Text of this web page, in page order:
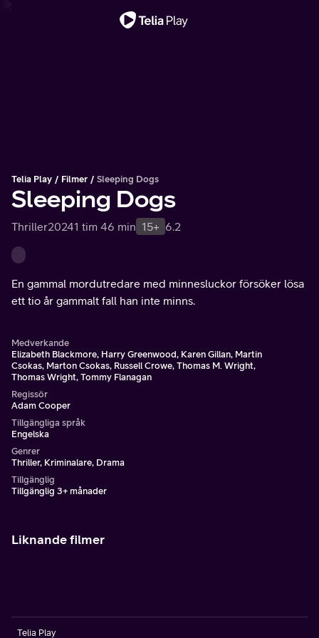
Telia Play Filmer Sleeping Dogs
Sleeping Dogs
Thriller20241 tim 46 min 15+ 6.2
En gammal mordutredare med minnesluckor försöker lösa
ett tio år gammalt fall han inte minns.
Medverkande
Elizabeth Blackmore, Harry Greenwood, Karen Gillan, Martin
Csokas, Marton Csokas, Russell Crowe, Thomas M. Wright,
Thomas Wright, Tommy Flanagan
Regissör
Adam Cooper
Tillgängliga språk
Engelska
Genrer
Thriller, Kriminalare, Drama
Tillgänglig
Tillgänglig 3+ månader
Liknande filmer
Telia Play